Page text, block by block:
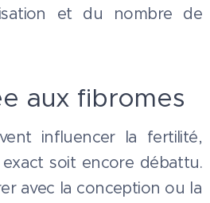
et du nombre de
aux fibromes
influencer la fertilité,
soit encore débattu.
avec la conception ou la